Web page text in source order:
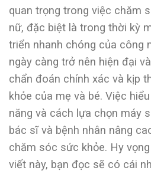
quan trọng trong việc chăm
nữ, đặc biệt là trong thời kỳ
triển nhanh chóng của công
ngày càng trở nên hiện đại
chẩn đoán chính xác và kịp
khỏe của mẹ và bé. Việc
năng và cách lựa chọn máy
bác sĩ và bệnh nhân nâng
chăm sóc sức khỏe. Hy
viết này, bạn đọc sẽ có cái